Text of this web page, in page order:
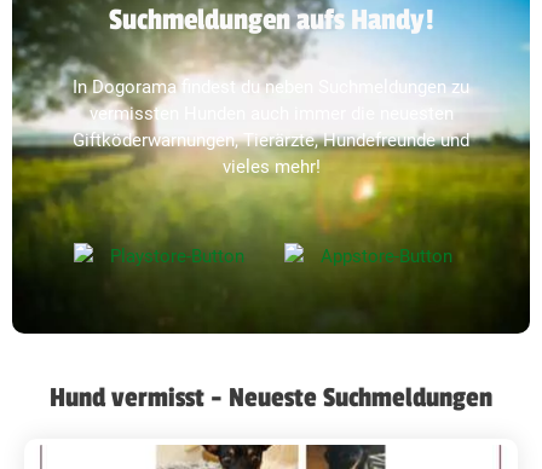
Suchmeldungen aufs Handy!
In Dogorama findest du neben Suchmeldungen zu
vermissten Hunden auch immer die neuesten
Giftköderwarnungen, Tierärzte, Hundefreunde und
vieles mehr!
Hund vermisst - Neueste Suchmeldungen